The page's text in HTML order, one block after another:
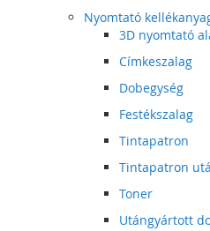
Nyomtató
3D nyomtató
Címkeszalag
Dobegység
Festékszalag
Tintapatron
Tintapatron
Toner
Utángyártott